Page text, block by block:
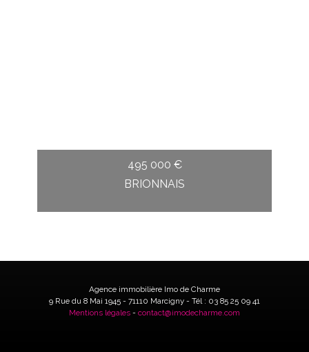
495 000 €
BRIONNAIS
Agence immobilière Imo de Charme
9 Rue du 8 Mai 1945 - 71110 Marcigny - Tél : 03 85 25 09 41
Mentions légales - contact@imodecharme.com